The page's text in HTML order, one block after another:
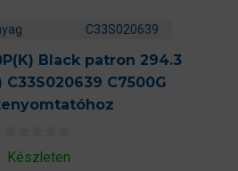
C33S020639
Black patron 294.3
C7500G
0
aKészleten